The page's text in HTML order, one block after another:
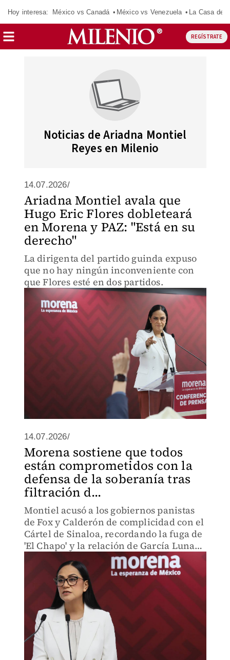
Hoy interesa: México vs Canadá México vs Venezuela La Casa de
REGÍSTRATE
Noticias de Ariadna Montiel
Reyes en Milenio
14.07.2026/
Ariadna Montiel avala que
Hugo Eric Flores dobleteará
en Morena y PAZ: "Está en su
derecho"
La dirigenta del partido guinda expuso
que no hay ningún inconveniente con
que Flores esté en dos partidos.
14.07.2026/
Morena sostiene que todos
están comprometidos con la
defensa de la soberanía tras
filtración d...
Montiel acusó a los gobiernos panistas
de Fox y Calderón de complicidad con el
Cártel de Sinaloa, recordando la fuga de
'El Chapo' y la relación de García Luna
con dicha organización criminal.